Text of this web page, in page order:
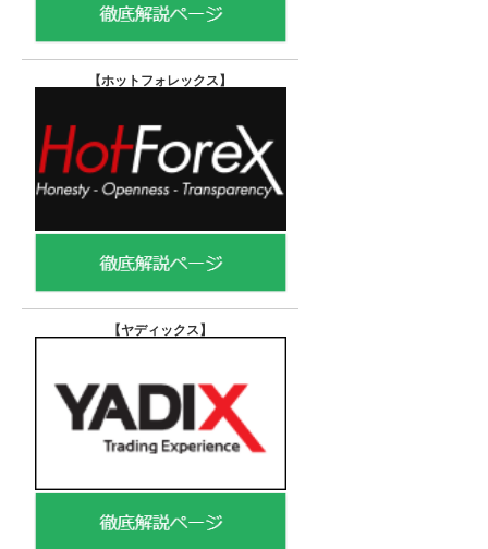
【ホットフォレックス 】
【ヤディックス 】